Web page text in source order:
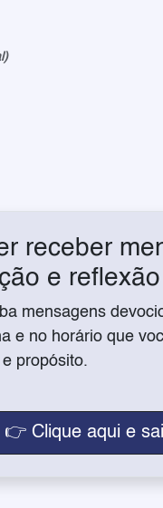
receber
e
mensagens
e no horário que
propósito.
👉 Clique aqui e